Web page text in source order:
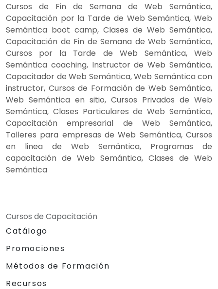
Cursos de Fin de Semana de Web Semántica,
Capacitación por la Tarde de Web Semántica, Web
Semántica boot camp, Clases de Web Semántica,
Capacitación de Fin de Semana de Web Semántica,
Cursos por la Tarde de Web Semántica, Web
Semántica coaching, Instructor de Web Semántica,
Capacitador de Web Semántica, Web Semántica con
instructor, Cursos de Formación de Web Semántica,
Web Semántica en sitio, Cursos Privados de Web
Semántica, Clases Particulares de Web Semántica,
Capacitación empresarial de Web Semántica,
Talleres para empresas de Web Semántica, Cursos
en linea de Web Semántica, Programas de
capacitación de Web Semántica, Clases de Web
Semántica
Cursos de Capacitación
Catálogo
Promociones
Métodos de Formación
Recursos